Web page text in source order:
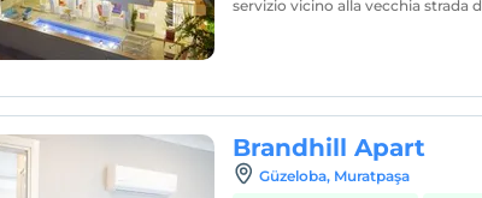
servizio vicino alla vecchia strada
Brandhill Apart
Güzeloba, Muratpaşa